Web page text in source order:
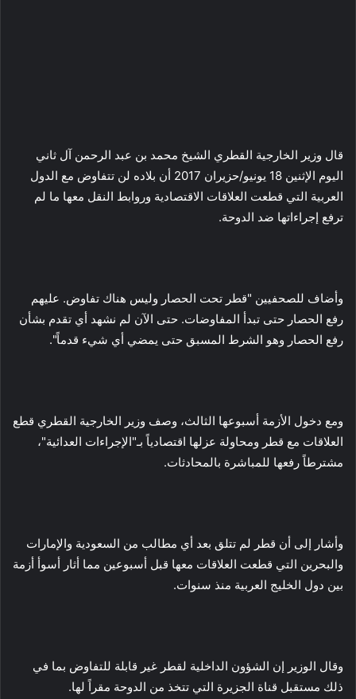
قال وزير الخارجية القطري الشيخ محمد بن عبد الرحمن آل ثاني
اليوم الإثنين 18 يونيو/حزيران 2017 أن بلاده لن تتفاوض مع الدول
العربية التي قطعت العلاقات الاقتصادية وروابط النقل معها ما لم
ترفع إجراءاتها ضد الدوحة.
وأضاف للصحفيين "قطر تحت الحصار وليس هناك تفاوض. عليهم
رفع الحصار حتى تبدأ المفاوضات. حتى الآن لم نشهد أي تقدم بشأن
رفع الحصار وهو الشرط المسبق حتى يمضي أي شيء قدماً".
ومع دخول الأزمة أسبوعها الثالث، وصف وزير الخارجية القطري قطع
العلاقات مع قطر ومحاولة عزلها اقتصادياً بـ"الإجراءات العدائية"،
مشترطاً رفعها للمباشرة بالمحادثات.
وأشار إلى أن قطر لم تتلق بعد أي مطالب من السعودية والإمارات
والبحرين التي قطعت العلاقات معها قبل أسبوعين مما أثار أسوأ أزمة
بين دول الخليج العربية منذ سنوات.
وقال الوزير إن الشؤون الداخلية لقطر غير قابلة للتفاوض بما في
ذلك مستقبل قناة الجزيرة التي تتخذ من الدوحة مقراً لها.